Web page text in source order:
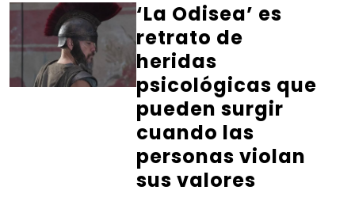
‘La Odisea’ es
retrato de
heridas
psicológicas que
pueden surgir
cuando las
personas violan
sus valores